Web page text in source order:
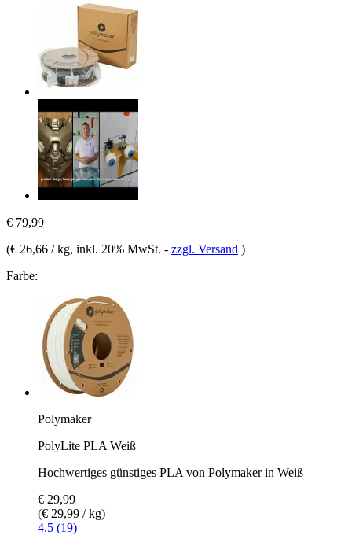
€ 79,99
(€ 26,66 / kg, inkl. 20% MwSt. - zzgl. Versand )
Farbe:
Polymaker
PolyLite PLA Weiß
Hochwertiges günstiges PLA von Polymaker in Weiß
€ 29,99
(€ 29,99 / kg)
4.5 (19)